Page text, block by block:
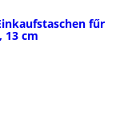
fűr
13 cm